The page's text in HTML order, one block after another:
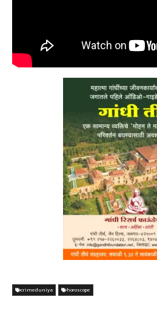
crimeduniya horoscope